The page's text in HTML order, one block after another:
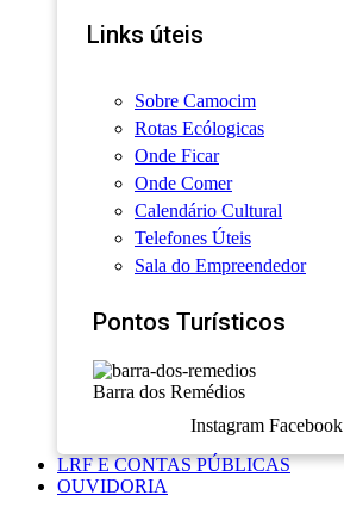
Links úteis
Sobre Camocim
Rotas Ecólogicas
Onde Ficar
Onde Comer
Calendário Cultural
Telefones Úteis
Sala do Empreendedor
Pontos Turísticos
Barra dos Remédios
Instagram Facebook
LRF E CONTAS PÚBLICAS
OUVIDORIA